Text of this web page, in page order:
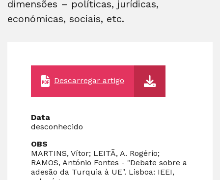
dimensões – políticas, jurídicas,
económicas, sociais, etc.
Descarregar artigo
Data
desconhecido
OBS
MARTINS, Vítor; LEITÃ, A. Rogério;
RAMOS, António Fontes - "Debate sobre a
adesão da Turquia à UE". Lisboa: IEEI,